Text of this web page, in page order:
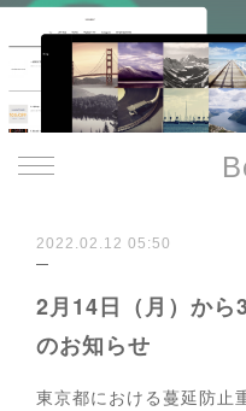
2022.02.12 05:50
2月14日（月）から
のお知らせ
東京都における蔓延防止